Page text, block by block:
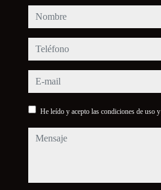
nombre
teléfono
e-mail
He leído y acepto las condiciones de uso y
mensaje